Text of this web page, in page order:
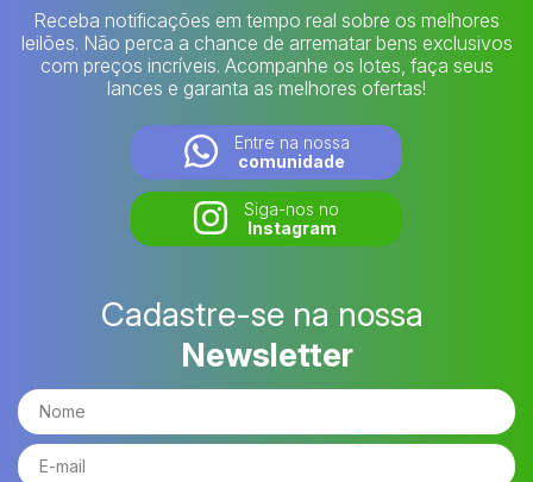
Receba notificações em tempo real sobre os melhores
leilões. Não perca a chance de arrematar bens exclusivos
com preços incríveis. Acompanhe os lotes, faça seus
lances e garanta as melhores ofertas!
Entre na nossa
comunidade
Siga-nos no
Instagram
Cadastre-se na nossa
Newsletter